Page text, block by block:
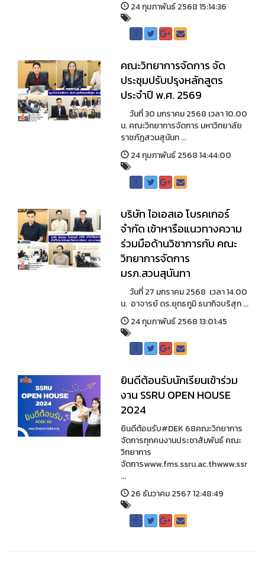
24 กุมภาพันธ์ 2568 15:14:36
คณะวิทยาการจัดการ จัด
ประชุมปรับปรุงหลักสูตร
ประจำปี พ.ศ. 2569
วันที่ 30 มกราคม 2568 เวลา 10.00
น. คณะวิทยาการจัดการ มหาวิทยาลัย
ราชภัฏสวนสุนันท ...
24 กุมภาพันธ์ 2568 14:44:00
บริษัท ไอเอสเอ โบรคเกอร์
จำกัด เข้าหารือแนวทางความ
ร่วมมือด้านวิชาการกับ คณะ
วิทยาการจัดการ
มรภ.สวนสุนันทา
วันที่ 27 มกราคม 2568 เวลา 14.00
น. อาจารย์ ดร.ยุทธภูมิ ธนากิจบริสุท ...
24 กุมภาพันธ์ 2568 13:01:45
ยินดีต้อนรับนักเรียนเข้าร่วม
งาน SSRU OPEN HOUSE
2024
ยินดีต้อนรับ#DEK 68คณะวิทยาการ
จัดการทุกคนงานประชาสัมพันธ์ คณะ
วิทยาการ
จัดการwww.fms.ssru.ac.thwww.ssr
...
26 ธันวาคม 2567 12:48:49